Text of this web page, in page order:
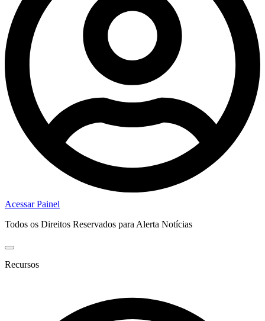
Acessar Painel
Todos os Direitos Reservados para Alerta Notícias
Recursos